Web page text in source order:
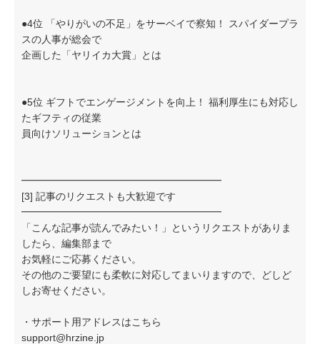
●4位 「やりがいの不足」をサーベイで察知！ スパイダープラ
スの人事が総会で
企画した「ヤリイカ大賞」とは
●5位 ギフトでエンゲージメントを向上！ 福利厚生にも対応し
たギフティの従業
員向けソリューションとは
━━━━━━━━━━━━━━━━━━━━
[3] 記事のリクエストも大歓迎です
━━━━━━━━━━━━━━━━━━━━
「こんな記事が読んでみたい！」というリクエストがありま
したら、編集部まで
お気軽にご応募ください。
その他のご要望にも柔軟に対応してまいりますので、どしど
しお寄せください。
・サポート用アドレスはこちら
support@hrzine.jp